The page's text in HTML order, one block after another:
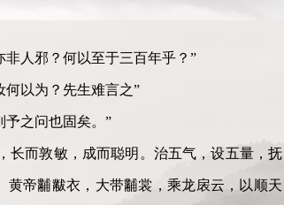
人邪？何以至于三百年乎？”
以为？先生难言之”
予之问也固矣。”
长而敦敏，成而聪明。治五气，设五量，抚
帝黼黻衣，大带黼裳，乘龙扆云，以顺天